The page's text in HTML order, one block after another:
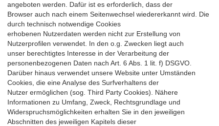
angeboten werden. Dafür ist es erforderlich, dass der
Browser auch nach einem Seitenwechsel wiedererkannt wird. Die
durch technisch notwendige Cookies
erhobenen Nutzerdaten werden nicht zur Erstellung von
Nutzerprofilen verwendet. In den o.g. Zwecken liegt auch
unser berechtigtes Interesse in der Verarbeitung der
personenbezogenen Daten nach Art. 6 Abs. 1 lit. f) DSGVO.
Darüber hinaus verwendet unsere Website unter Umständen
Cookies, die eine Analyse des Surfverhaltens der
Nutzer ermöglichen (sog. Third Party Cookies). Nähere
Informationen zu Umfang, Zweck, Rechtsgrundlage und
Widerspruchsmöglichkeiten erhalten Sie in den jeweiligen
Abschnitten des jeweiligen Kapitels dieser